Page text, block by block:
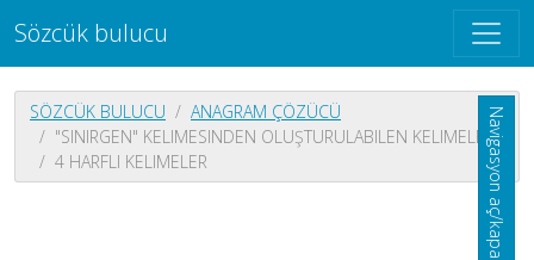
Sözcük bulucu
Navigasyon aç/kapa
SÖZCÜK BULUCU
ANAGRAM ÇÖZÜCÜ
"SINIRGEN" KELIMESINDEN OLUŞTURULABILEN KELIMELER
4 HARFLI KELIMELER